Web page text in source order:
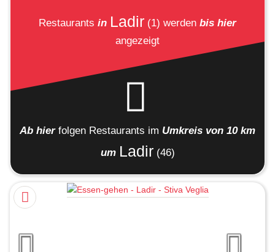
Restaurants in Ladir (1) werden bis hier
angezeigt
Ab hier folgen Restaurants im Umkreis von 10 km
um Ladir (46)